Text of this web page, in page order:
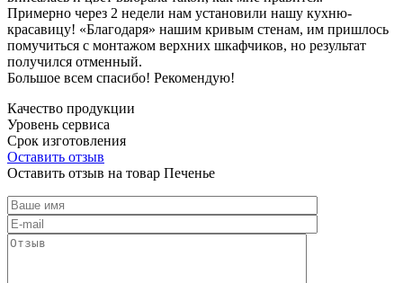
Примерно через 2 недели нам установили нашу кухню-
красавицу! «Благодаря» нашим кривым стенам, им пришлось
помучиться с монтажом верхних шкафчиков, но результат
получился отменный.
Большое всем спасибо! Рекомендую!
Качество продукции
Уровень сервиса
Срок изготовления
Оставить отзыв
Оставить отзыв на товар Печенье